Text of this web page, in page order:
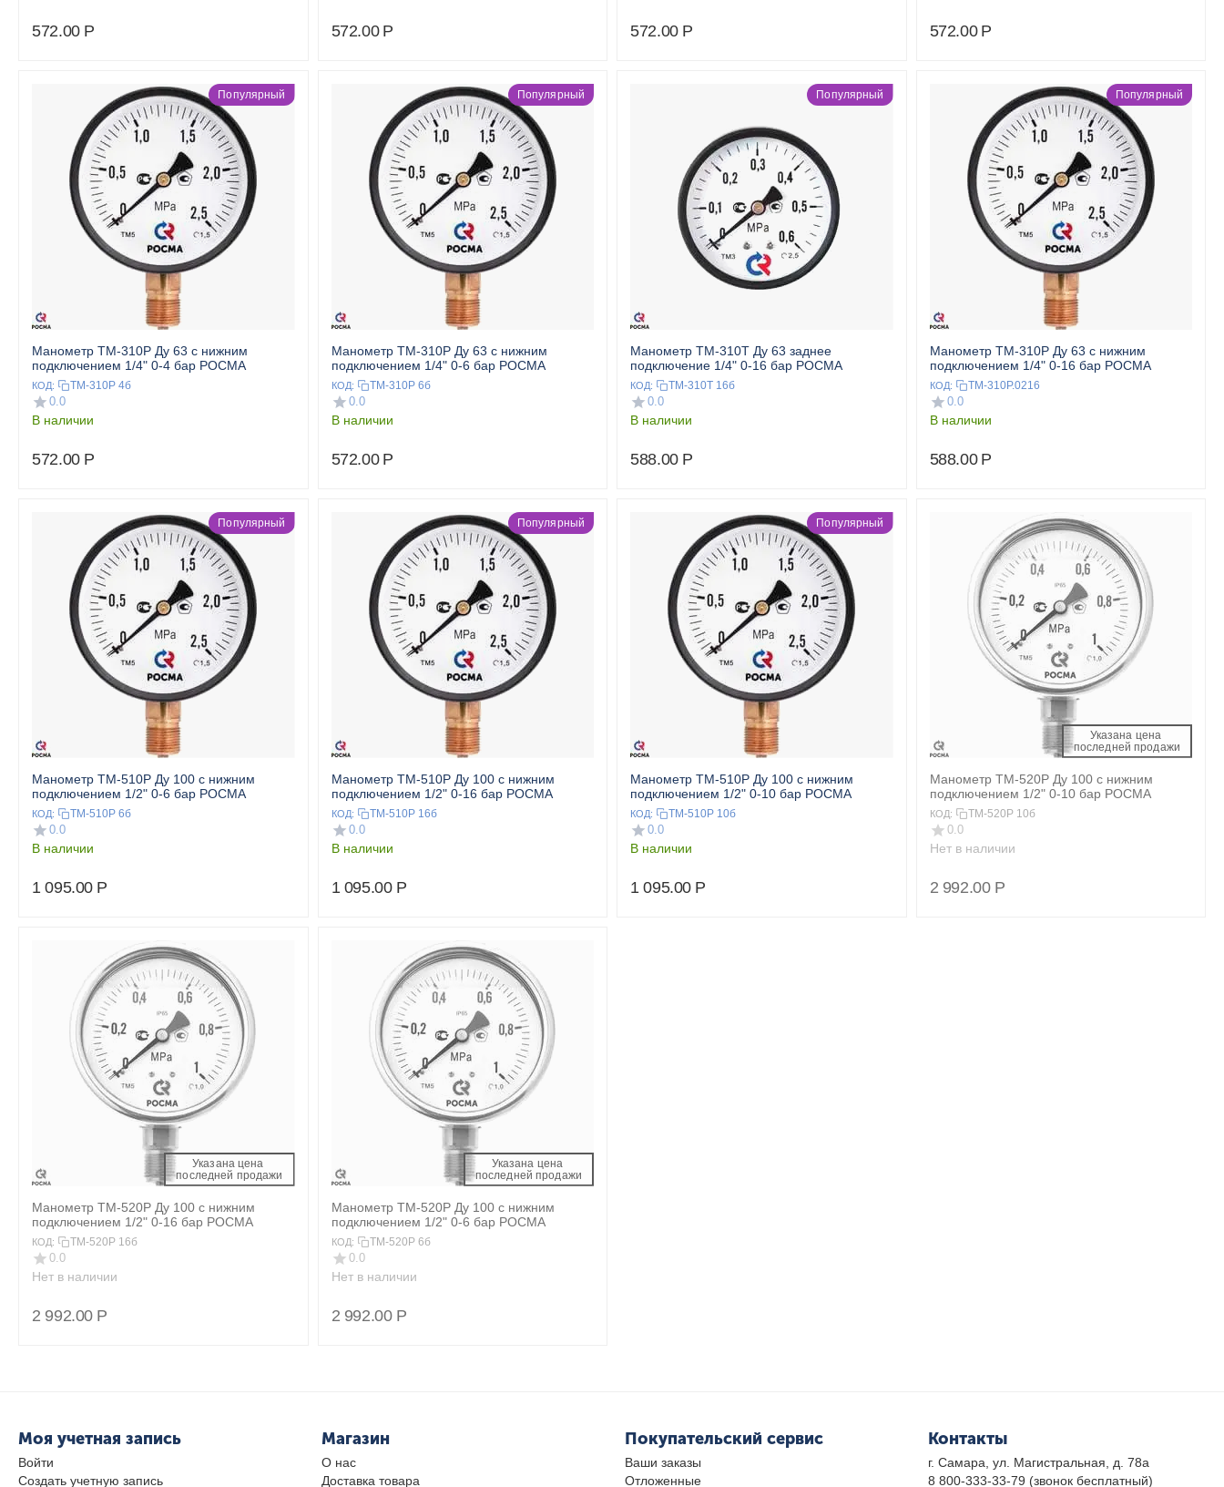
572.00 Р 572.00 Р 572.00 Р 572.00 Р
Популярный
Манометр ТМ-310Р Ду 63 с нижним
подключением 1/4" 0-4 бар РОСМА
КОД: ТМ-310Р 4б
0.0
В наличии
572.00 Р
Популярный
Манометр ТМ-310Р Ду 63 с нижним
подключением 1/4" 0-6 бар РОСМА
КОД: ТМ-310Р 6б
0.0
В наличии
572.00 Р
Популярный
Манометр ТМ-310T Ду 63 заднее
подключение 1/4" 0-16 бар РОСМА
КОД: ТМ-310Т 16б
0.0
В наличии
588.00 Р
Популярный
Манометр ТМ-310Р Ду 63 с нижним
подключением 1/4" 0-16 бар РОСМА
КОД: ТМ-310Р.0216
0.0
В наличии
588.00 Р
Популярный
Манометр ТМ-510Р Ду 100 с нижним
подключением 1/2" 0-6 бар РОСМА
КОД: ТМ-510Р 6б
0.0
В наличии
1 095.00 Р
Популярный
Манометр ТМ-510Р Ду 100 с нижним
подключением 1/2" 0-16 бар РОСМА
КОД: ТМ-510Р 16б
0.0
В наличии
1 095.00 Р
Популярный
Манометр ТМ-510Р Ду 100 с нижним
подключением 1/2" 0-10 бар РОСМА
КОД: ТМ-510Р 10б
0.0
В наличии
1 095.00 Р
Указана цена
последней продажи
Манометр ТМ-520Р Ду 100 с нижним
подключением 1/2" 0-10 бар РОСМА
КОД: ТМ-520Р 10б
0.0
Нет в наличии
2 992.00 Р
Указана цена
последней продажи
Манометр ТМ-520Р Ду 100 с нижним
подключением 1/2" 0-16 бар РОСМА
КОД: ТМ-520Р 16б
0.0
Нет в наличии
2 992.00 Р
Указана цена
последней продажи
Манометр ТМ-520Р Ду 100 с нижним
подключением 1/2" 0-6 бар РОСМА
КОД: ТМ-520Р 6б
0.0
Нет в наличии
2 992.00 Р
Моя учетная запись
Войти
Создать учетную запись
Магазин
О нас
Доставка товара
Покупательский сервис
Ваши заказы
Отложенные
Контакты
г. Самара, ул. Магистральная, д. 78а
8 800-333-33-79 (звонок бесплатный)